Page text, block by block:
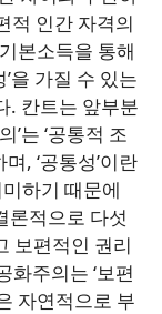
적 인간 자격의
본소득을 통해
을 가질 수 있는
. 칸트는 앞부분
’는 ‘공통적 조
, ‘공통성’이란
미하기 때문에
론적으로 다섯
보편적인 권리
화주의는 ‘보편
자연적으로 부